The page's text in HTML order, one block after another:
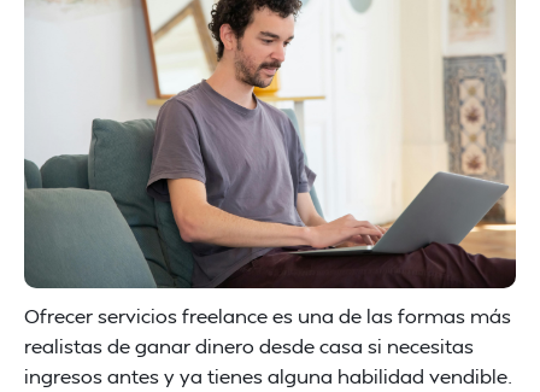
Ofrecer servicios freelance es una de las formas más
realistas de ganar dinero desde casa si necesitas
ingresos antes y ya tienes alguna habilidad vendible.